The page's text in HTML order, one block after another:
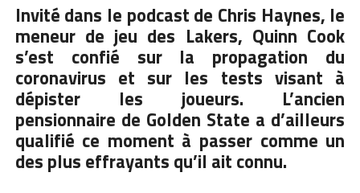
Invité dans le podcast de Chris Haynes, le
meneur de jeu des Lakers, Quinn Cook
s’est confié sur la propagation du
coronavirus et sur les tests visant à
dépister les joueurs. L’ancien
pensionnaire de Golden State a d’ailleurs
qualifié ce moment à passer comme un
des plus effrayants qu’il ait connu.